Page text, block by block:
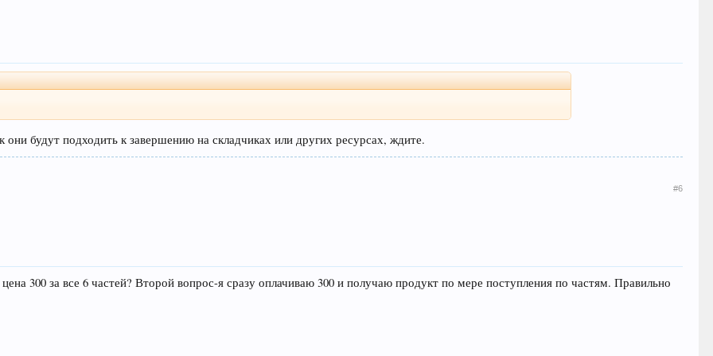
они будут подходить к завершению на складчиках или других ресурсах, ждите.
#6
300 за все 6 частей? Второй вопрос-я сразу оплачиваю 300 и получаю продукт по мере поступления по частям. Правильно